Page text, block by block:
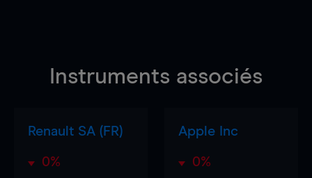
Instruments associés
Renault SA (FR)
0%
Apple Inc
0%